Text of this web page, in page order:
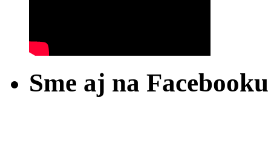
Sme aj na